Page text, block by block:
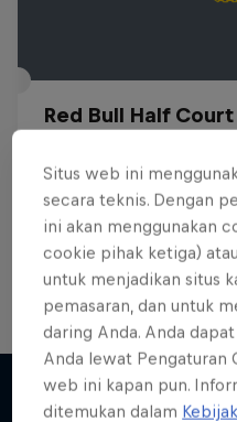
Red Bull Half
Manila, Philippines
BASKETBALL
Upcoming event
Situs web ini
secara teknis. Dengan
ini akan menggunakan
cookie pihak ketiga)
untuk menjadikan situs
pemasaran, dan untuk
daring Anda. Anda
Anda lewat Pengaturan
web ini kapan pun.
ditemukan dalam